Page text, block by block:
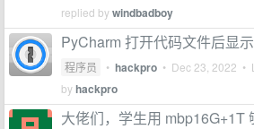
replied bywindbadboy
PyCharm 打开代码文件后显
程序员 • hackpro • Dec 23, 2022 •
byhackpro
大佬们，学生用 mbp16G+1T